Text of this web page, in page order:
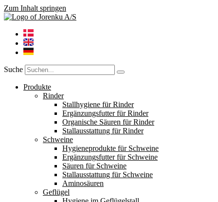
Zum Inhalt springen
Suche
Produkte
Rinder
Stallhygiene für Rinder
Ergänzungsfutter für Rinder
Organische Säuren für Rinder
Stallausstattung für Rinder
Schweine
Hygieneprodukte für Schweine
Ergänzungsfutter für Schweine
Säuren für Schweine
Stallausstattung für Schweine
Aminosäuren
Geflügel